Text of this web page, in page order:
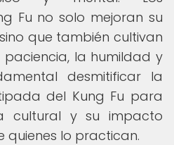
Fu no solo mejoran su
que también cultivan
la humildad y
desmitificar la
del Kung Fu para
cultural y su impacto
quienes lo practican.